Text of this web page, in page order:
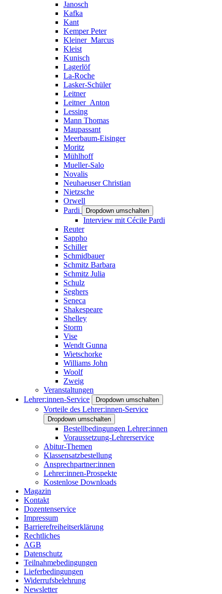
Janosch
Kafka
Kant
Kemper Peter
Kleiner_Marcus
Kleist
Kunisch
Lagerlöf
La-Roche
Lasker-Schüler
Leitner
Leitner_Anton
Lessing
Mann Thomas
Maupassant
Meerbaum-Eisinger
Moritz
Mühlhoff
Mueller-Salo
Novalis
Neuhaeuser Christian
Nietzsche
Orwell
Pardi
Dropdown umschalten
Interview mit Cécile Pardi
Reuter
Sappho
Schiller
Schmidbauer
Schmitz Barbara
Schmitz Julia
Schulz
Seghers
Seneca
Shakespeare
Shelley
Storm
Vise
Wendt Gunna
Wietschorke
Williams John
Woolf
Zweig
Veranstaltungen
Lehrer:innen-Service
Dropdown umschalten
Vorteile des Lehrer:innen-Service
Dropdown umschalten
Bestellbedingungen Lehrer:innen
Voraussetzung-Lehrerservice
Abitur-Themen
Klassensatzbestellung
Ansprechpartner:innen
Lehrer:innen-Prospekte
Kostenlose Downloads
Magazin
Kontakt
Dozentenservice
Impressum
Barrierefreiheitserklärung
Rechtliches
AGB
Datenschutz
Teilnahmebedingungen
Lieferbedingungen
Widerrufsbelehrung
Newsletter